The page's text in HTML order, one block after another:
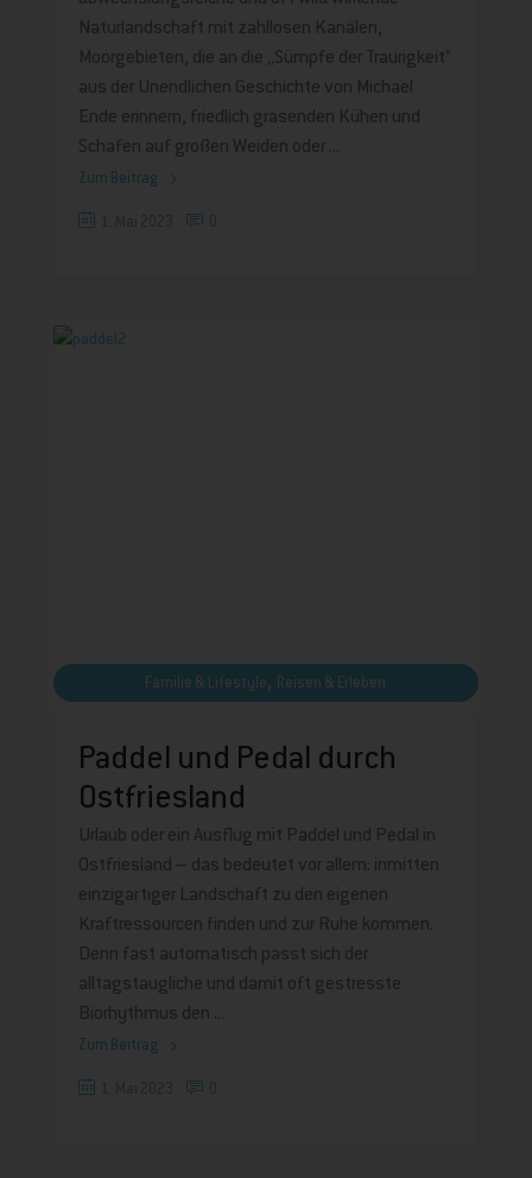
Naturlandschaft mit zahllosen Kanälen,
Moorgebieten, die an die „Sümpfe der Traurigkeit“
aus der Unendlichen Geschichte von Michael
Ende erinnern, friedlich grasenden Kühen und
Schafen auf großen Weiden oder
Zum Beitrag
Familie & Lifestyle , Reisen & Erleben
Paddel und Pedal durch
Ostfriesland
Urlaub oder ein Ausflug mit Paddel und Pedal in
Ostfriesland – das bedeutet vor allem: inmitten
einzigartiger Landschaft zu den eigenen
Kraftressourcen finden und zur Ruhe kommen.
Denn fast automatisch passt sich der
alltagstaugliche und damit oft gestresste
Biorhythmus den
Zum Beitrag